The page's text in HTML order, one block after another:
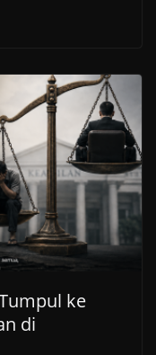
ke
di